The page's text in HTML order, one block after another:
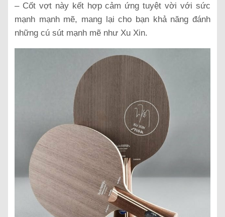
– Cốt vợt này kết hợp cảm ứng tuyệt vời với sức
mạnh mạnh mẽ, mang lại cho bạn khả năng đánh
những cú sút mạnh mẽ như Xu Xin.